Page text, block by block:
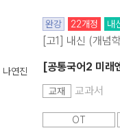
나연진
완강 22개정 내
[고1] 내신 (개념
[공통국어2 미래
교재 교과서
OT